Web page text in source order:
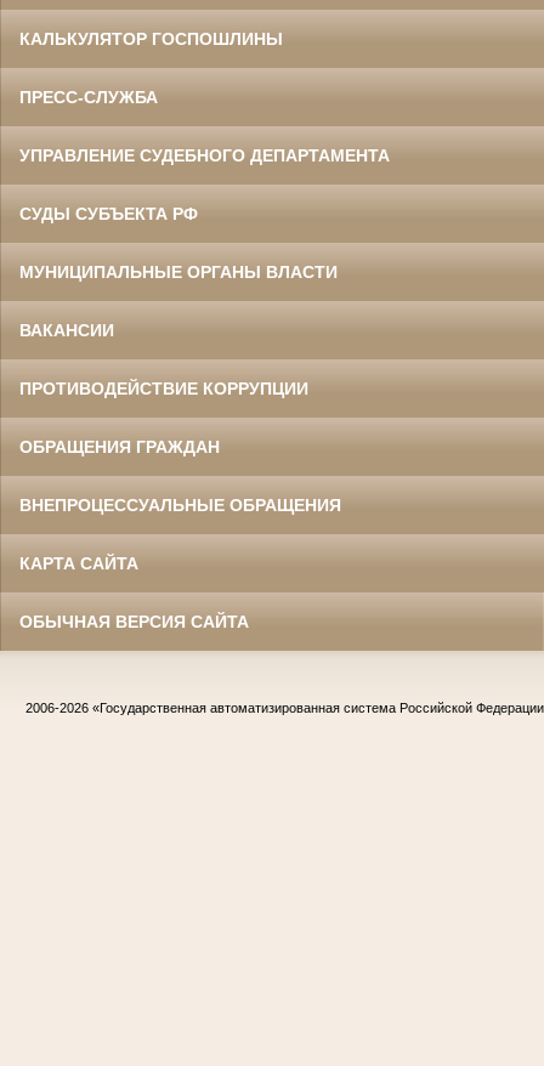
КАЛЬКУЛЯТОР ГОСПОШЛИНЫ
ПРЕСС-СЛУЖБА
УПРАВЛЕНИЕ СУДЕБНОГО ДЕПАРТАМЕНТА
СУДЫ СУБЪЕКТА РФ
МУНИЦИПАЛЬНЫЕ ОРГАНЫ ВЛАСТИ
ВАКАНСИИ
ПРОТИВОДЕЙСТВИЕ КОРРУПЦИИ
ОБРАЩЕНИЯ ГРАЖДАН
ВНЕПРОЦЕССУАЛЬНЫЕ ОБРАЩЕНИЯ
КАРТА САЙТА
ОБЫЧНАЯ ВЕРСИЯ САЙТА
2006-2026 «Государственная автоматизированная система Российской